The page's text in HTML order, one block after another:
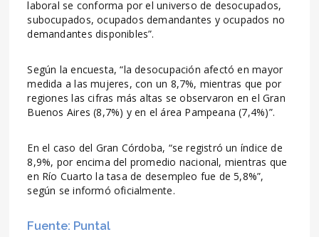
laboral se conforma por el universo de desocupados,
subocupados, ocupados demandantes y ocupados no
demandantes disponibles”.
Según la encuesta, “la desocupación afectó en mayor
medida a las mujeres, con un 8,7%, mientras que por
regiones las cifras más altas se observaron en el Gran
Buenos Aires (8,7%) y en el área Pampeana (7,4%)”.
En el caso del Gran Córdoba, “se registró un índice de
8,9%, por encima del promedio nacional, mientras que
en Río Cuarto la tasa de desempleo fue de 5,8%”,
según se informó oficialmente.
Fuente: Puntal